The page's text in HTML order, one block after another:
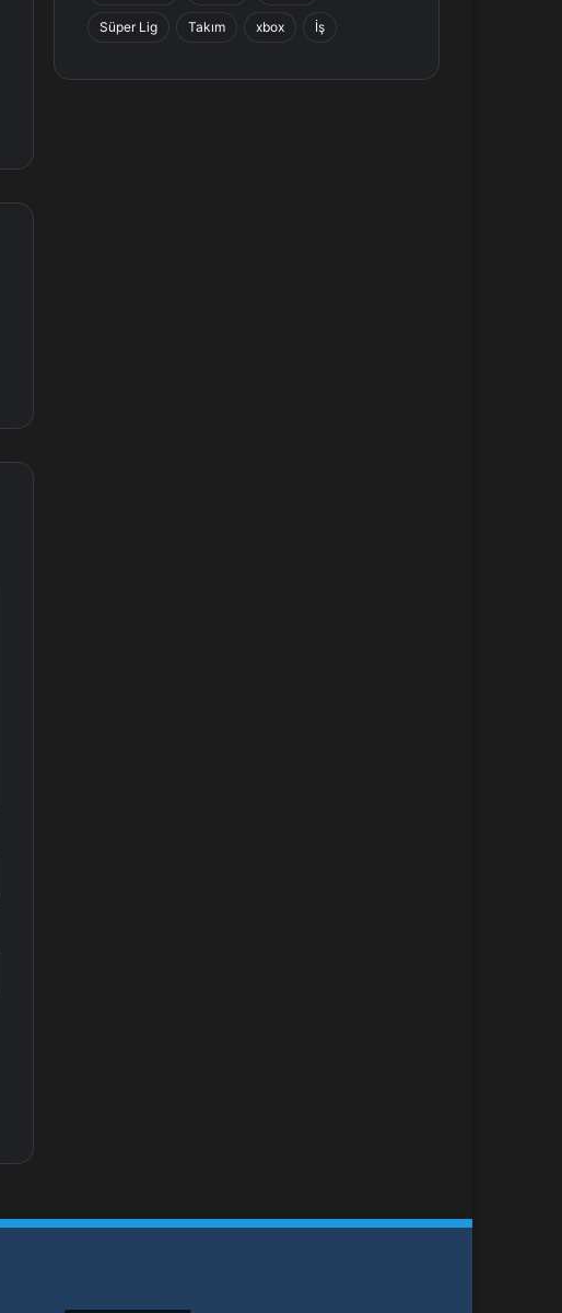
m
Süper Lig Takım xbox İş